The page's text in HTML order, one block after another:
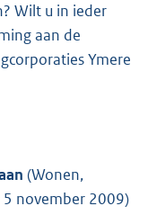
Wilt u in ieder
aan de
Ymere
(Wonen,
november 2009)